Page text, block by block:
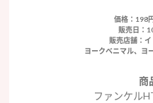
価格：198
販売日：
販売店舗：イ
ヨークベニマル、ヨ
商
ファンケル